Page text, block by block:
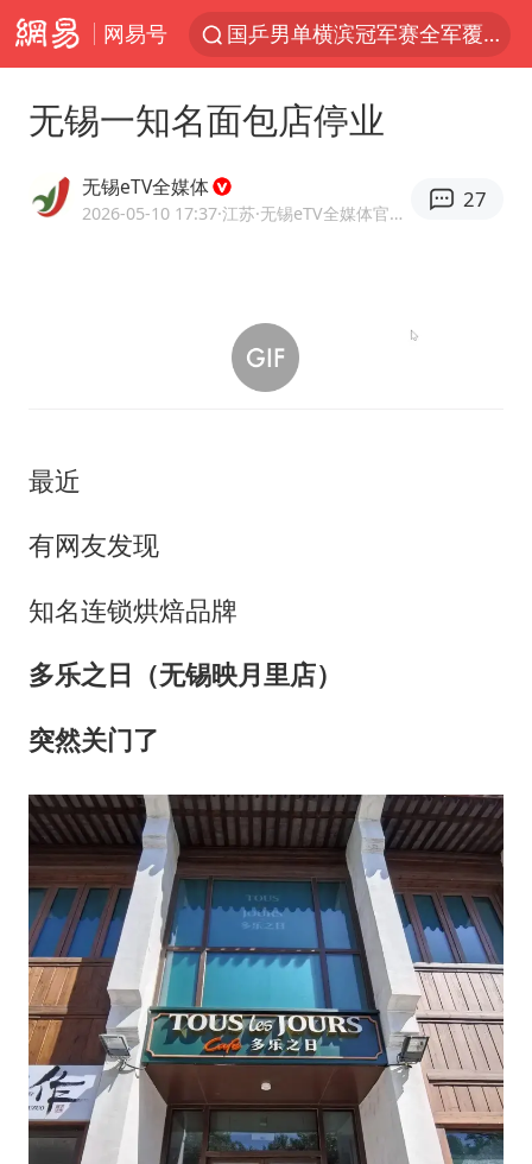
网易号
日本试射“战斧”导弹，国防部回应
向鹏0-3不敌张本智和
百花奖开幕式
我国外贸延续良好增长态势
全国睡眠舒适度地图
无锡一知名面包店停业
无锡eTV全媒体
2026-05-10 17:37·江苏 ·无锡eTV全媒体官方网易号
27
最近
有网友发现
知名连锁烘焙品牌
多乐之日（无锡映月里店）
突然关门了